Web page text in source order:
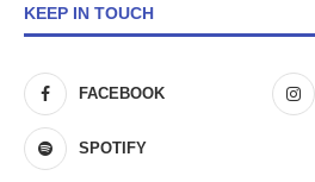
KEEP IN TOUCH
FACEBOOK
SPOTIFY